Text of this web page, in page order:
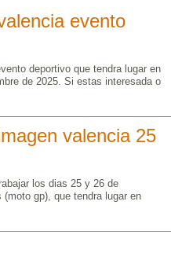
evento
deportivo que tendra lugar en
de 2025. Si estas interesada o
valencia 25
los dias 25 y 26 de
gp), que tendra lugar en